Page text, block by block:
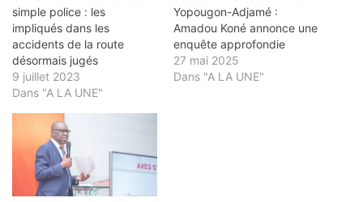
simple police : les
impliqués dans les
accidents de la route
désormais jugés
9 juillet 2023
Dans "A LA UNE"
Yopougon-Adjamé :
Amadou Koné annonce une
enquête approfondie
27 mai 2025
Dans "A LA UNE"